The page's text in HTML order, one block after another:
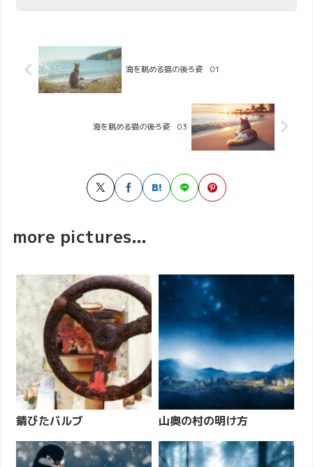
海を眺める猫の後ろ姿 01
海を眺める猫の後ろ姿 03
more pictures...
錆びたバルブ 山奥の村の明け方